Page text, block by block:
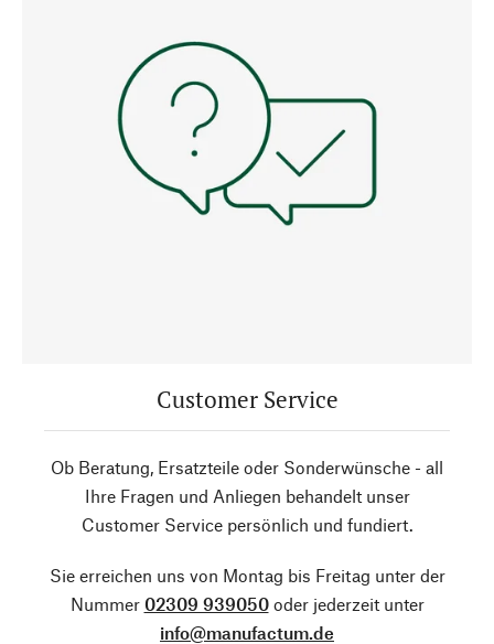
Customer Service
Ob Beratung, Ersatzteile oder Sonderwünsche - all
Ihre Fragen und Anliegen behandelt unser
Customer Service persönlich und fundiert.
Sie erreichen uns von Montag bis Freitag unter der
Nummer 02309 939050oder jederzeit unter
info@manufactum.de